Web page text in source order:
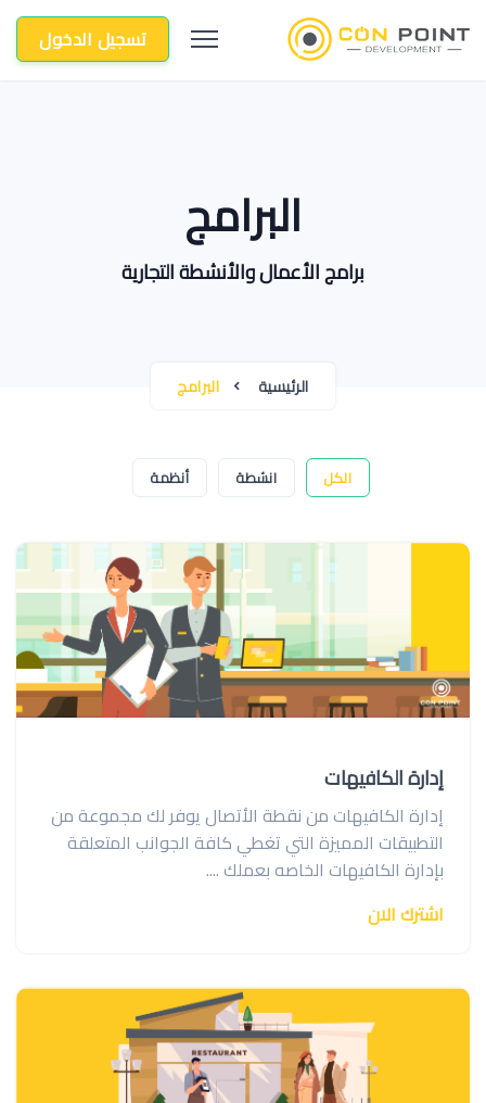
تسجيل الدخول
البرامج
برامج الأعمال والأنشطة التجارية
الرئيسية البرامج
الكل انشطة أنظمة
إدارة الكافيهات
إدارة الكافيهات من نقطة الأتصال يوفر لك مجموعة من
التطبيقات المميزة التي تغطي كافة الجوانب المتعلقة
بإدارة الكافيهات الخاصه بعملك ....
اشترك الان